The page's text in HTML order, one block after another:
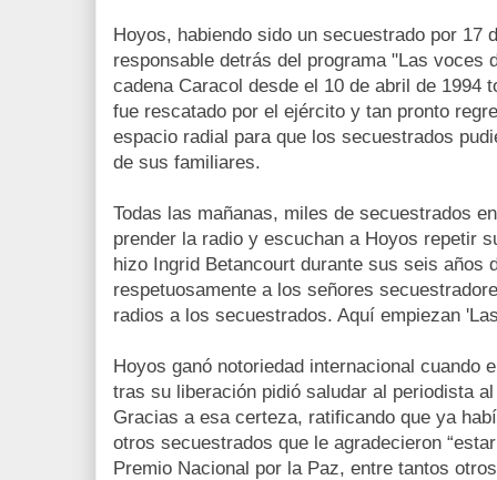
Hoyos, habiendo sido un secuestrado por 17
responsable detrás del programa "Las voces
cadena Caracol desde el 10 de abril de 1994
fue rescatado por el ejército y tan pronto
espacio radial para que los secuestrados
de sus familiares.
Todas las mañanas, miles de secuestrados
prender la radio y escuchan a Hoyos repetir
hizo Ingrid Betancourt durante sus seis años
respetuosamente a los señores
radios a los secuestrados. Aquí empiezan
Hoyos ganó notoriedad internacional cuando
tras su liberación pidió saludar al periodista
Gracias a esa certeza, ratificando que ya
otros secuestrados que le agradecieron
Premio Nacional por la Paz, entre tantos